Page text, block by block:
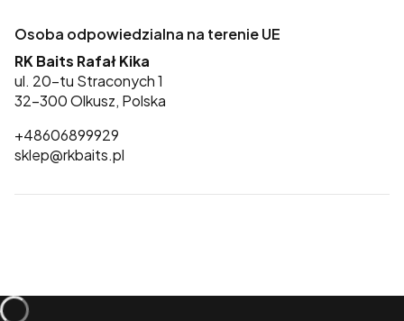
Osoba odpowiedzialna na terenie UE
RK Baits Rafał Kika
ul. 20-tu Straconych 1
32-300 Olkusz, Polska
+48606899929
sklep@rkbaits.pl